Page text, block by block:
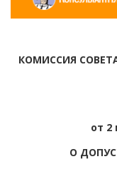
КОМИССИЯ
от 2
О